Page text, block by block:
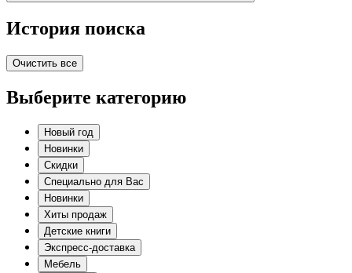
История поиска
Очистить все
Выберите категорию
Новый год
Новинки
Скидки
Специально для Вас
Новинки
Хиты продаж
Детские книги
Экспресс-доставка
Мебель